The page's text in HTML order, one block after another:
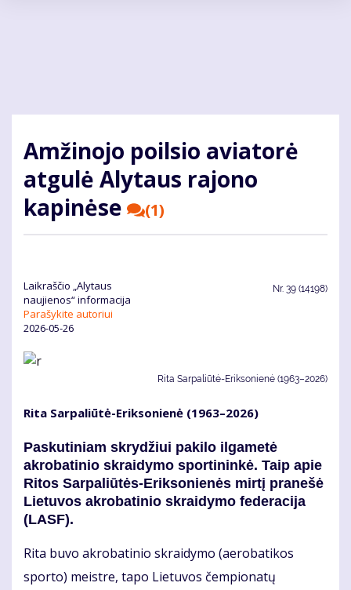
Amžinojo poilsio aviatorė
atgulė Alytaus rajono
kapinėse
(1)
Laikraščio „Alytaus
naujienos“ informacija
Parašykite autoriui
2026-05-26
Nr. 39 (14198)
Rita Sarpaliūtė-Eriksonienė (1963–2026)
Rita Sarpaliūtė-Eriksonienė (1963–2026)
Paskutiniam skrydžiui pakilo ilgametė
akrobatinio skraidymo sportininkė. Taip apie
Ritos Sarpaliūtės-Eriksonienės mirtį pranešė
Lietuvos akrobatinio skraidymo federacija
(LASF).
Rita buvo akrobatinio skraidymo (aerobatikos
sporto) meistre, tapo Lietuvos čempionatų